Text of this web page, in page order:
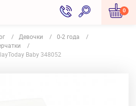
0
Девочки
0-2 года
Baby 348052